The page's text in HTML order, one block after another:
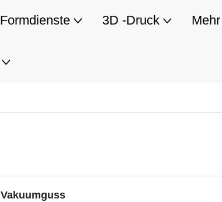
Formdienste 3D -Druck Mehr
Vakuumguss